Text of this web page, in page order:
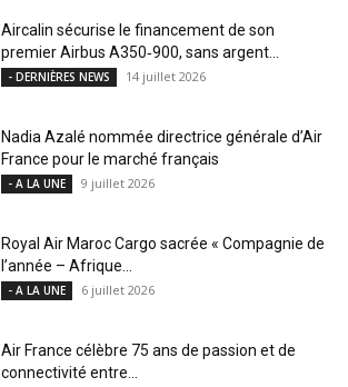
Aircalin sécurise le financement de son
premier Airbus A350‑900, sans argent...
- DERNIÈRES NEWS 14 juillet 2026
Nadia Azalé nommée directrice générale d’Air
France pour le marché français
- A LA UNE 9 juillet 2026
Royal Air Maroc Cargo sacrée « Compagnie de
l’année – Afrique...
- A LA UNE 6 juillet 2026
Air France célèbre 75 ans de passion et de
connectivité entre...